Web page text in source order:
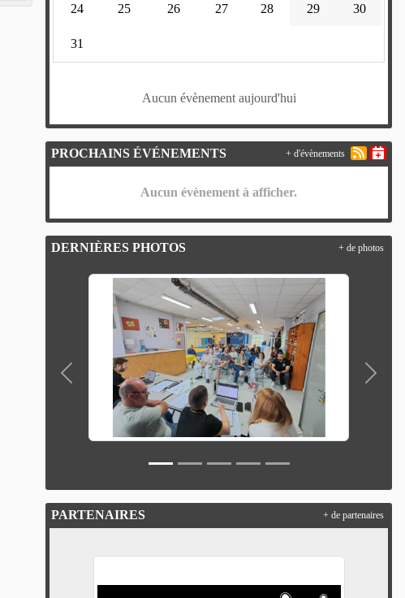
24 25 26 27 28 29 30
31
Aucun évènement aujourd'hui
PROCHAINS ÉVÉNEMENTS
Aucun évènement à afficher.
+ d'évènements
DERNIÈRES PHOTOS
Précedent
+ de photos
PARTENAIRES + de partenaires